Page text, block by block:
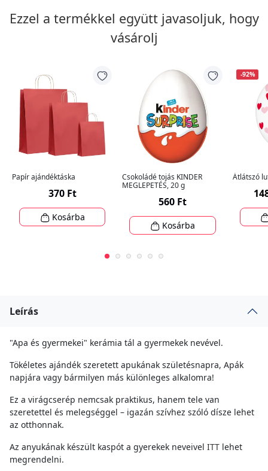
Ezzel a termékkel együtt javasoljuk, hogy
vásárolj
Papír ajándéktáska
370 Ft
Kosárba
Csokoládé tojás KINDER
MEGLEPETÉS, 20 g
560 Ft
Kosárba
-92%
Átlátszó
Leírás
"Apa és gyermekei" kerámia tál a gyermekek nevével.
Tökéletes ajándék szeretett apukának születésnapra, Apák
napjára vagy bármilyen más különleges alkalomra!
Ez a virágcserép nemcsak praktikus, hanem tele van
szeretettel és melegséggel – igazán szívhez szóló dísze lehet
az otthonnak.
Az anyukának készült kaspót a gyerekek neveivel ITT lehet
megrendelni.